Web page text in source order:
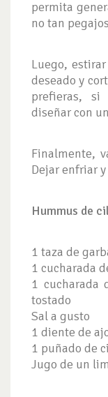
permita
no tan
Luego,
deseado y
prefieras,
diseñar con
Finalmente,
Dejar enfriar
Hummus de
1 taza de
1 cucharada
1 cucharada
tostado
Sal a gusto
1 diente de
1 puñado de
Jugo de un